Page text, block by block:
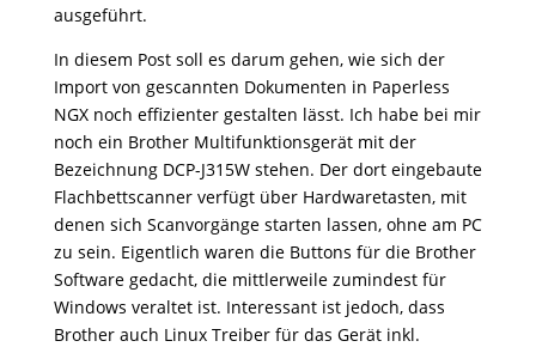
ausgeführt.
In diesem Post soll es darum gehen, wie sich der
Import von gescannten Dokumenten in Paperless
NGX noch effizienter gestalten lässt. Ich habe bei mir
noch ein Brother Multifunktionsgerät mit der
Bezeichnung DCP-J315W stehen. Der dort eingebaute
Flachbettscanner verfügt über Hardwaretasten, mit
denen sich Scanvorgänge starten lassen, ohne am PC
zu sein. Eigentlich waren die Buttons für die Brother
Software gedacht, die mittlerweile zumindest für
Windows veraltet ist. Interessant ist jedoch, dass
Brother auch Linux Treiber für das Gerät inkl.